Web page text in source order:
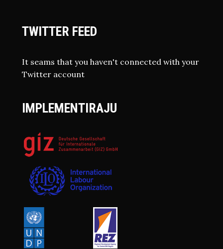
TWITTER FEED
It seams that you haven't connected with your
Twitter account
IMPLEMENTIRAJU